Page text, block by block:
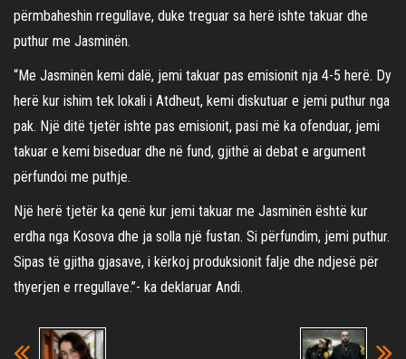
përmbaheshin rregullave, duke treguar sa herë ishte takuar dhe
puthur me Jasminën.
“Me Jasminën kemi dalë, jemi takuar pas emisionit nja 4-5 herë. Dy
herë kur ishim tek lokali i Atdheut, kemi diskutuar e jemi puthur nga
pak. Një ditë tjetër ishte pas emisionit, pasi më ka ofenduar, jemi
takuar e kemi biseduar dhe në fund, gjithë ai debat e argument
përfundoi me puthje.
Një herë tjetër ka qenë kur jemi takuar me Jasminën është kur
erdha nga Kosova dhe ja solla një fustan. Si përfundim, jemi puthur.
Sipas të gjitha gjasave, i kërkoj produksionit falje dhe ndjesë për
thyerjen e rregullave.”- ka deklaruar Andi.